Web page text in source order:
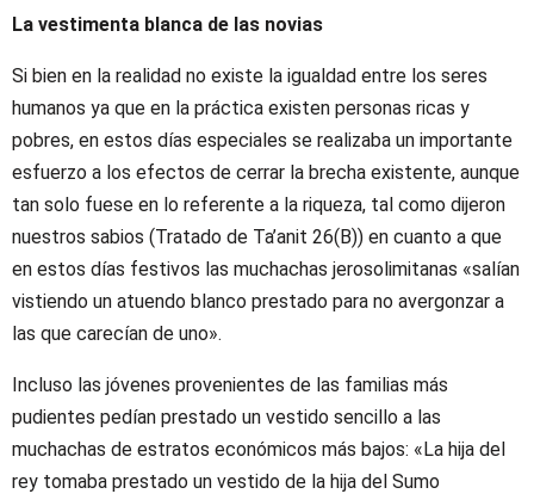
La vestimenta blanca de las novias
Si bien en la realidad no existe la igualdad entre los seres
humanos ya que en la práctica existen personas ricas y
pobres, en estos días especiales se realizaba un importante
esfuerzo a los efectos de cerrar la brecha existente, aunque
tan solo fuese en lo referente a la riqueza, tal como dijeron
nuestros sabios (Tratado de Ta’anit 26(B)) en cuanto a que
en estos días festivos las muchachas jerosolimitanas «salían
vistiendo un atuendo blanco prestado para no avergonzar a
las que carecían de uno».
Incluso las jóvenes provenientes de las familias más
pudientes pedían prestado un vestido sencillo a las
muchachas de estratos económicos más bajos: «La hija del
rey tomaba prestado un vestido de la hija del Sumo